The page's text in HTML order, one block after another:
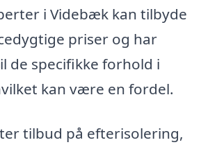
i Videbæk kan tilbyde
priser og har
de specifikke forhold i
kan være en fordel.
tilbud på efterisolering,